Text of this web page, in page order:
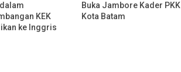
KEK
ke Inggris
Buka Jambore Kader PKK
Kota Batam